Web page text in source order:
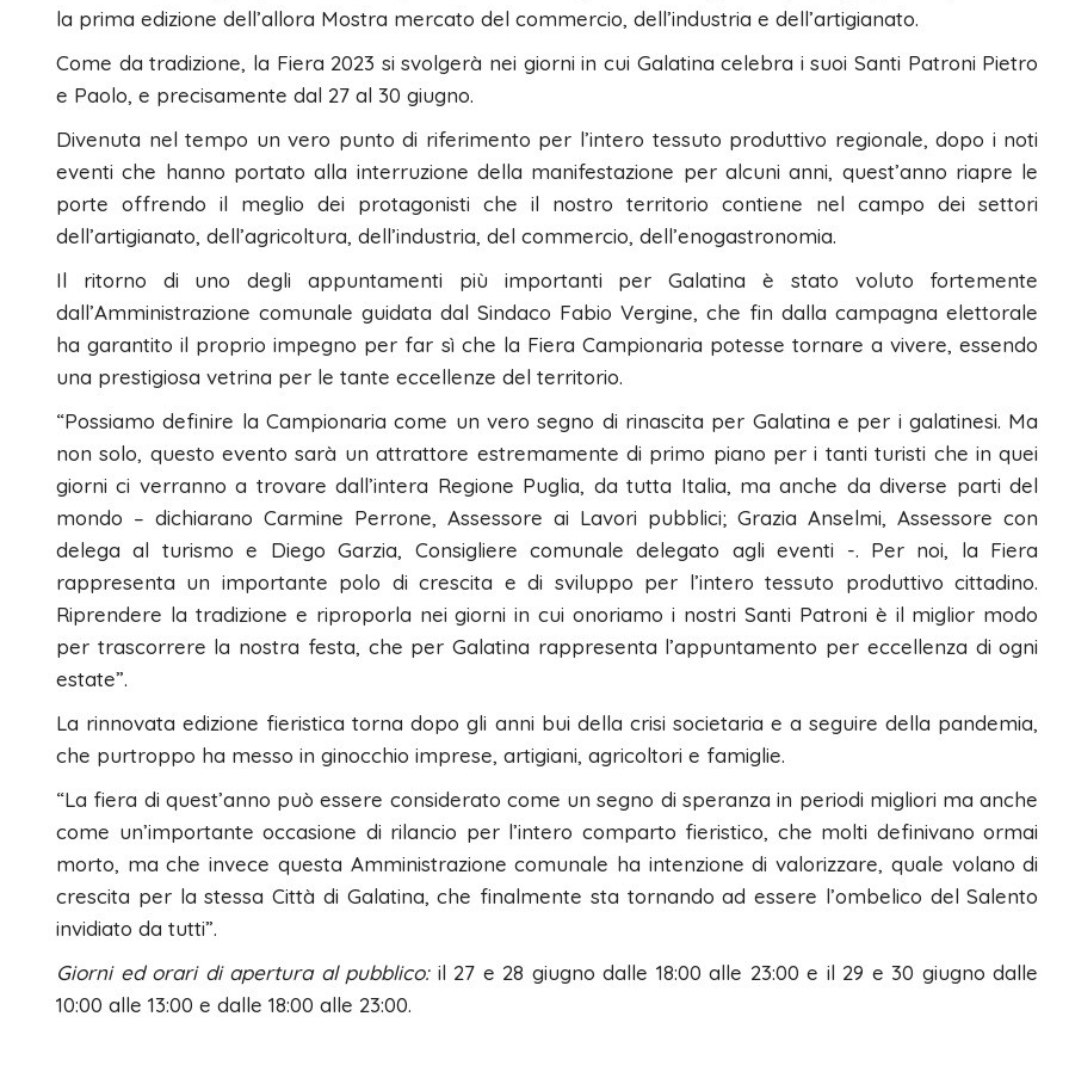
la prima edizione dell’allora Mostra mercato del commercio, dell’industria e dell’artigianato.
Come da tradizione, la Fiera 2023 si svolgerà nei giorni in cui Galatina celebra i suoi Santi Patroni Pietro
e Paolo, e precisamente dal 27 al 30 giugno.
Divenuta nel tempo un vero punto di riferimento per l’intero tessuto produttivo regionale, dopo i noti
eventi che hanno portato alla interruzione della manifestazione per alcuni anni, quest’anno riapre le
porte offrendo il meglio dei protagonisti che il nostro territorio contiene nel campo dei settori
dell’artigianato, dell’agricoltura, dell’industria, del commercio, dell’enogastronomia.
Il ritorno di uno degli appuntamenti più importanti per Galatina è stato voluto fortemente
dall’Amministrazione comunale guidata dal Sindaco Fabio Vergine, che fin dalla campagna elettorale
ha garantito il proprio impegno per far sì che la Fiera Campionaria potesse tornare a vivere, essendo
una prestigiosa vetrina per le tante eccellenze del territorio.
“Possiamo definire la Campionaria come un vero segno di rinascita per Galatina e per i galatinesi. Ma
non solo, questo evento sarà un attrattore estremamente di primo piano per i tanti turisti che in quei
giorni ci verranno a trovare dall’intera Regione Puglia, da tutta Italia, ma anche da diverse parti del
mondo – dichiarano Carmine Perrone, Assessore ai Lavori pubblici; Grazia Anselmi, Assessore con
delega al turismo e Diego Garzia, Consigliere comunale delegato agli eventi -. Per noi, la Fiera
rappresenta un importante polo di crescita e di sviluppo per l’intero tessuto produttivo cittadino.
Riprendere la tradizione e riproporla nei giorni in cui onoriamo i nostri Santi Patroni è il miglior modo
per trascorrere la nostra festa, che per Galatina rappresenta l’appuntamento per eccellenza di ogni
estate”.
La rinnovata edizione fieristica torna dopo gli anni bui della crisi societaria e a seguire della pandemia,
che purtroppo ha messo in ginocchio imprese, artigiani, agricoltori e famiglie.
“La fiera di quest’anno può essere considerato come un segno di speranza in periodi migliori ma anche
come un’importante occasione di rilancio per l’intero comparto fieristico, che molti definivano ormai
morto, ma che invece questa Amministrazione comunale ha intenzione di valorizzare, quale volano di
crescita per la stessa Città di Galatina, che finalmente sta tornando ad essere l’ombelico del Salento
invidiato da tutti”.
Giorni ed orari di apertura al pubblico:il 27 e 28 giugno dalle 18:00 alle 23:00 e il 29 e 30 giugno dalle
10:00 alle 13:00 e dalle 18:00 alle 23:00.